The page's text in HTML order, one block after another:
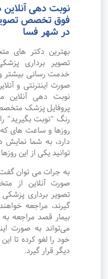
نوبت دهی
فوق تخصص
در شهر فسا
بهترین دکتر
تصویر برداری
خدمت رسانی بیشتر و
صورت اینترنتی و
نوبت دهی آنلاین
پروفایل پزشک
رنگ "نوبت بگیرید"
روزها و ساعت های
دارد، به شما
توانید یکی از این
صورت آنلاین از
تصویر برداری
گیرند، مراجعه
بیمار قصد مراجعه
می‌تواند به صورت
خود را لغو کرده تا
دیگر قرار گیرد.